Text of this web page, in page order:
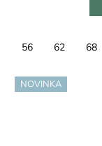
56 62 68
NOVINKA